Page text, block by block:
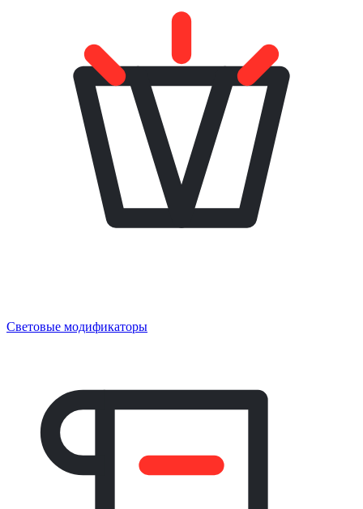
Световые модификаторы